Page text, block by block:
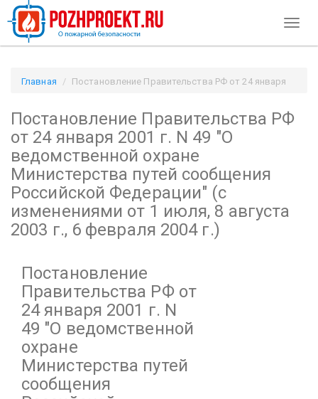
Главная
Постановление Правительства РФ от 24 января
"О ведомственной охране Министерства путей сообщения
Российской Федерации"
(с изменениями от 1 июля, 8 августа 2003 г., 6 февраля 2004
г.) / Pozhproekt.ru
Постановление Правительства РФ
от 24 января 2001 г. N 49 "О
ведомственной охране
Министерства путей сообщения
Российской Федерации" (с
изменениями от 1 июля, 8 августа
2003 г., 6 февраля 2004 г.)
Постановление
Правительства РФ от
24 января 2001 г. N
49 "О ведомственной
охране
Министерства путей
сообщения